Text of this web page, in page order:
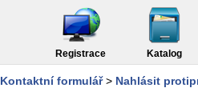
Registrace Katalog
Kontaktní formulář> Nahlásit